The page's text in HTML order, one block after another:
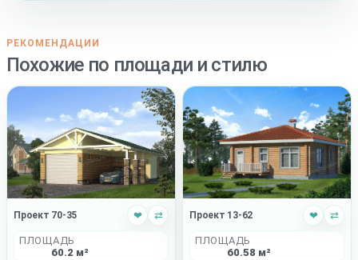
РЕКОМЕНДАЦИИ
Похожие по площади и стилю
Проект 70-35 ❤ ⇄
ПЛОЩАДЬ
60.2 м²
Проект 13-62 ❤ ⇄
ПЛОЩАДЬ
60.58 м²